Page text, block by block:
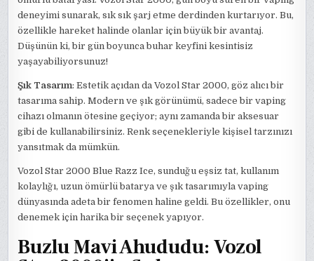
deneyimi sunarak, sık sık şarj etme derdinden kurtarıyor. Bu,
özellikle hareket halinde olanlar için büyük bir avantaj.
Düşünün ki, bir gün boyunca buhar keyfini kesintisiz
yaşayabiliyorsunuz!
Şık Tasarım: Estetik açıdan da Vozol Star 2000, göz alıcı bir
tasarıma sahip. Modern ve şık görünümü, sadece bir vaping
cihazı olmanın ötesine geçiyor; aynı zamanda bir aksesuar
gibi de kullanabilirsiniz. Renk seçenekleriyle kişisel tarzınızı
yansıtmak da mümkün.
Vozol Star 2000 Blue Razz Ice, sunduğu eşsiz tat, kullanım
kolaylığı, uzun ömürlü batarya ve şık tasarımıyla vaping
dünyasında adeta bir fenomen haline geldi. Bu özellikler, onu
denemek için harika bir seçenek yapıyor.
Buzlu Mavi Ahududu: Vozol